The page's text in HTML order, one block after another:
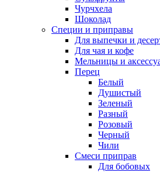
Чурчхела
Шоколад
Специи и приправы
Для выпечки и
Для чая и кофе
Мельницы и
Перец
Белый
Душистый
Зеленый
Разный
Розовый
Черный
Чили
Смеси приправ
Для бобовых